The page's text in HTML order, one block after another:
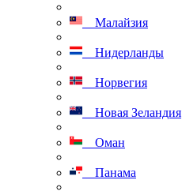
Малайзия
Нидерланды
Норвегия
Новая Зеландия
Оман
Панама